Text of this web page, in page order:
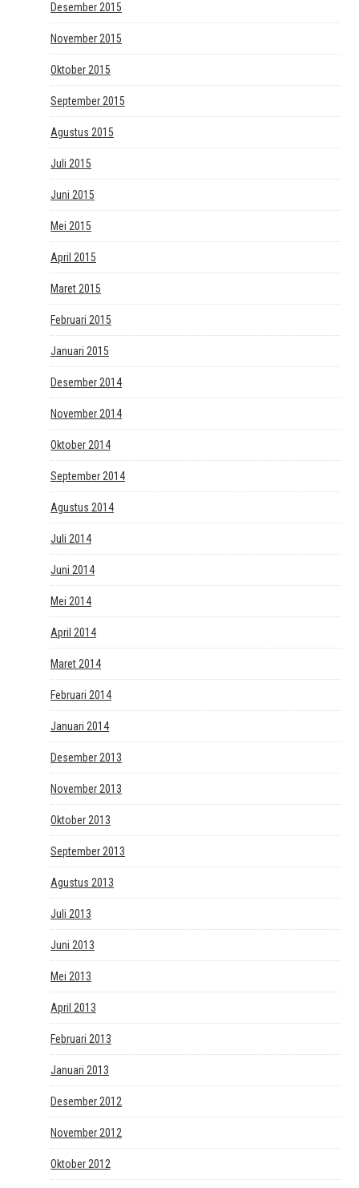
Desember 2015
November 2015
Oktober 2015
September 2015
Agustus 2015
Juli 2015
Juni 2015
Mei 2015
April 2015
Maret 2015
Februari 2015
Januari 2015
Desember 2014
November 2014
Oktober 2014
September 2014
Agustus 2014
Juli 2014
Juni 2014
Mei 2014
April 2014
Maret 2014
Februari 2014
Januari 2014
Desember 2013
November 2013
Oktober 2013
September 2013
Agustus 2013
Juli 2013
Juni 2013
Mei 2013
April 2013
Februari 2013
Januari 2013
Desember 2012
November 2012
Oktober 2012